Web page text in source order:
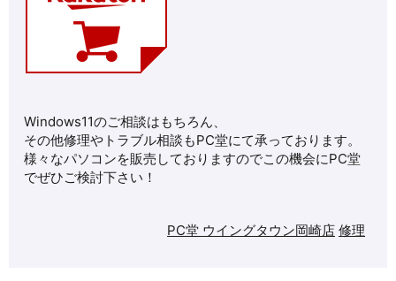
Windows11のご相談はもちろん、
その他修理やトラブル相談もPC堂にて承っております。
様々なパソコンを販売しておりますのでこの機会にPC堂
でぜひご検討下さい！
PC堂 ウイングタウン岡崎店 修理